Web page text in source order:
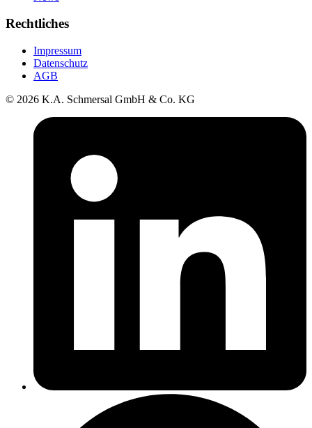
Rechtliches
Impressum
Datenschutz
AGB
© 2026 K.A. Schmersal GmbH & Co. KG